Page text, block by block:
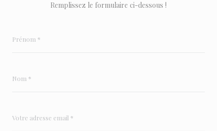
Remplissez le formulaire ci-dessous !